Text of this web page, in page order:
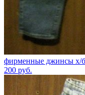
фирменные джинсы х/б
200 руб.